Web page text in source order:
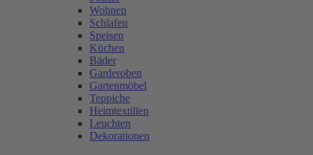
Wohnen
Schlafen
Speisen
Küchen
Bäder
Garderoben
Gartenmöbel
Teppiche
Heimtextilien
Leuchten
Dekorationen